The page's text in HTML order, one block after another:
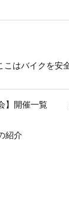
こはバイクを
】開催一覧
紹介